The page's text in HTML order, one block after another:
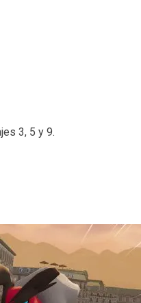
3, 5 y 9.